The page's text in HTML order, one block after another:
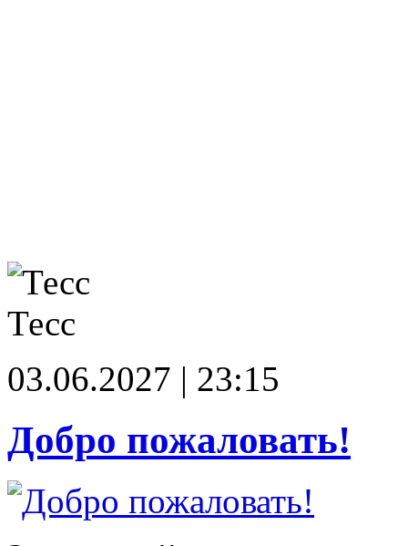
Тесс
03.06.2027 | 23:15
Добро пожаловать!